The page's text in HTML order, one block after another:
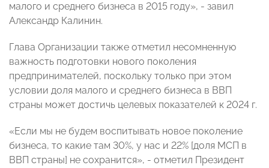
малого и среднего бизнеса в 2015 году», - завил
Александр Калинин.
Глава Организации также отметил несомненную
важность подготовки нового поколения
предпринимателей, поскольку только при этом
условии доля малого и среднего бизнеса в ВВП
страны может достичь целевых показателей к 2024 г.
«Если мы не будем воспитывать новое поколение
бизнеса, то какие там 30%, у нас и 22% [доля МСП в
ВВП страны] не сохранится», - отметил Президент